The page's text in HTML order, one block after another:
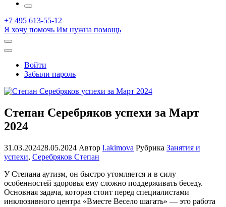
More
+7 495 613-55-12
Я хочу помочь Им нужна помощь
Открыть
поиск
Профиль
Войти
Забыли пароль
Степан Серебряков успехи за Март
2024
31.03.202428.05.2024 Автор l.akimova Рубрика Занятия и
успехи, Серебряков Степан
У Степана аутизм, он быстро утомляется и в силу
особенностей здоровья ему сложно поддерживать беседу.
Основная задача, которая стоит перед специалистами
инклюзивного центра «Вместе Весело шагать» — это работа